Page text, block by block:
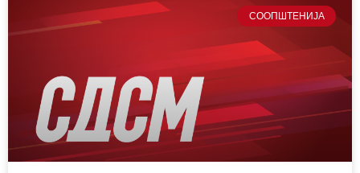
СООПШТЕНИЈА